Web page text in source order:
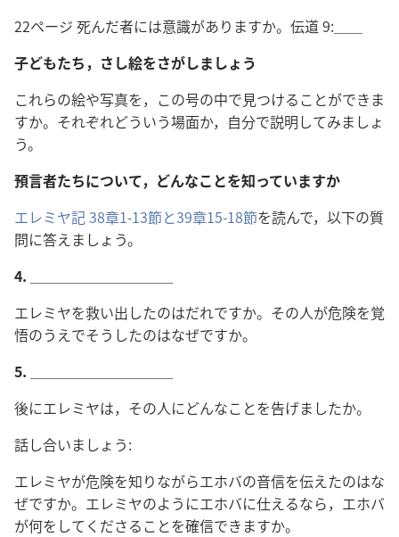
22ページ 死んだ者には意識がありますか。伝道 9:＿＿
子どもたち，さし絵をさがしましょう
これらの絵や写真を，この号の中で見つけることができま
すか。それぞれどういう場面か，自分で説明してみましょ
う。
預言者たちについて，どんなことを知っていますか
エレミヤ記 38章1-13節と39章15-18節を読んで，以下の質
問に答えましょう。
4.
エレミヤを救い出したのはだれですか。その人が危険を覚
悟のうえでそうしたのはなぜですか。
5.
後にエレミヤは，その人にどんなことを告げましたか。
話し合いましょう:
エレミヤが危険を知りながらエホバの音信を伝えたのはな
ぜですか。エレミヤのようにエホバに仕えるなら，エホバ
が何をしてくださることを確信できますか。